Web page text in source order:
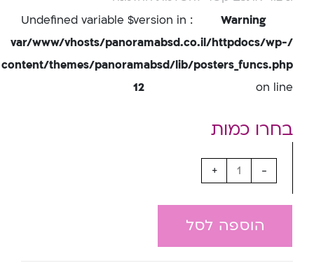
Warning
: Undefined variable $version in
/var/www/vhosts/panoramabsd.co.il/httpdocs/wp-
content/themes/panoramabsd/lib/posters_funcs.php
on line
12
-
+
הוספה לסל